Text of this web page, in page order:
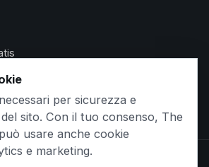
Conure Group
per sicurezza e
sito. Con il tuo consenso, The
usare anche cookie
e marketing.